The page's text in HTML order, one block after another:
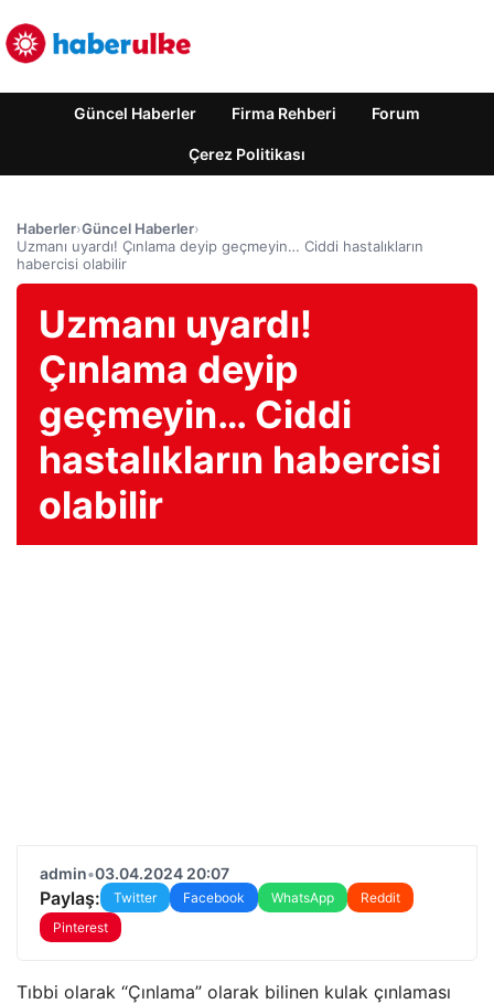
Güncel Haberler Firma Rehberi Forum
Çerez Politikası
Haberler›Güncel Haberler›
Uzmanı uyardı! Çınlama deyip geçmeyin… Ciddi hastalıkların
habercisi olabilir
Uzmanı uyardı!
Çınlama deyip
geçmeyin… Ciddi
hastalıkların habercisi
olabilir
admin•03.04.2024 20:07
Paylaş: Twitter Facebook WhatsApp
Reddit
Pinterest
Tıbbi olarak “Çınlama” olarak bilinen kulak çınlaması